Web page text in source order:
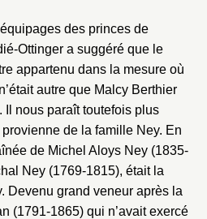
des princes de
Ottinger a suggéré que le
appartenu dans la mesure où
autre que Malcy Berthier
Il nous paraît toutefois plus
de la famille Ney. En
de Michel Aloys Ney (1835-
Ney (1769-1815), était la
Devenu grand veneur après la
(1791-1865) qui n’avait exercé